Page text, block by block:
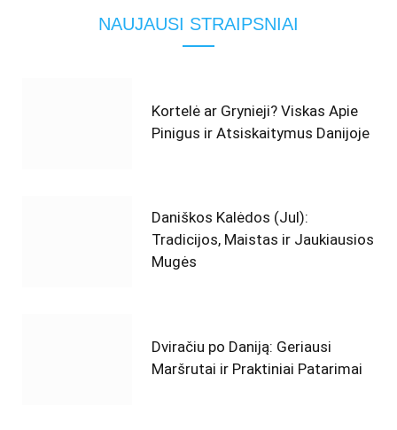
NAUJAUSI STRAIPSNIAI
Kortelė ar Grynieji? Viskas Apie
Pinigus ir Atsiskaitymus Danijoje
Daniškos Kalėdos (Jul):
Tradicijos, Maistas ir Jaukiausios
Mugės
Dviračiu po Daniją: Geriausi
Maršrutai ir Praktiniai Patarimai